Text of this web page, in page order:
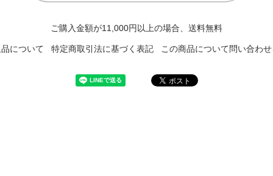
ご購入金額が11,000円以上の場合、送料無料
について 特定商取引法に基づく表記 この商品について問い合わせ